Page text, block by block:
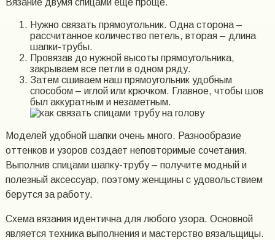
Вязание двумя спицами еще проще.
Нужно связать прямоугольник. Одна сторона –
рассчитанное количество петель, вторая – длина
шапки-трубы.
Провязав до нужной высоты прямоугольника,
закрываем все петли в одном ряду.
Затем сшиваем наш прямоугольник удобным
способом – иглой или крючком. Главное, чтобы шов
был аккуратным и незаметным.
Моделей удобной шапки очень много. Разнообразие
оттенков и узоров создает неповторимые сочетания.
Выполнив спицами шапку-трубу – получите модный и
полезный аксессуар, поэтому женщины с удовольствием
берутся за работу.
Схема вязания идентична для любого узора. Основной
является техника выполнения и мастерство вязальщицы.